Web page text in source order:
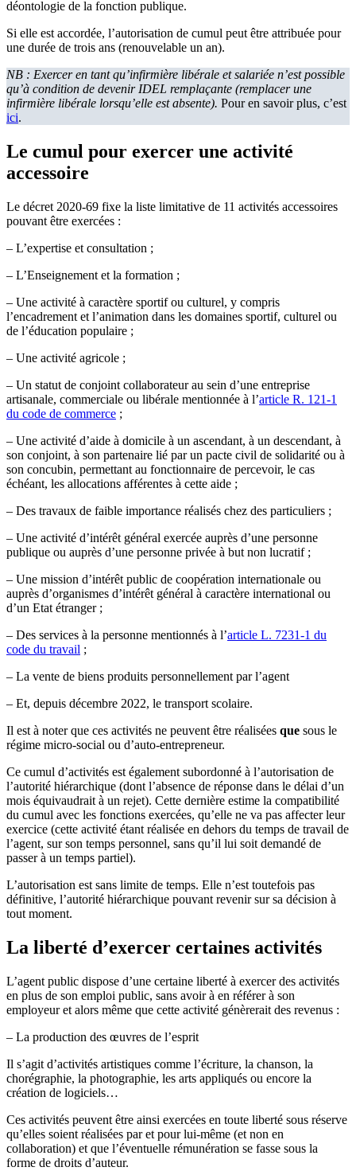
déontologie de la fonction publique.
Si elle est accordée, l’autorisation de cumul peut être attribuée pour
une durée de trois ans (renouvelable un an).
NB : Exercer en tant qu’infirmière libérale et salariée n’est possible
qu’à condition de devenir IDEL remplaçante (remplacer une
infirmière libérale lorsqu’elle est absente). Pour en savoir plus, c’est
ici.
Le cumul pour exercer une activité
accessoire
Le décret 2020-69 fixe la liste limitative de 11 activités accessoires
pouvant être exercées :
– L’expertise et consultation ;
– L’Enseignement et la formation ;
– Une activité à caractère sportif ou culturel, y compris
l’encadrement et l’animation dans les domaines sportif, culturel ou
de l’éducation populaire ;
– Une activité agricole ;
– Un statut de conjoint collaborateur au sein d’une entreprise
artisanale, commerciale ou libérale mentionnée à l’article R. 121-1
du code de commerce ;
– Une activité d’aide à domicile à un ascendant, à un descendant, à
son conjoint, à son partenaire lié par un pacte civil de solidarité ou à
son concubin, permettant au fonctionnaire de percevoir, le cas
échéant, les allocations afférentes à cette aide ;
– Des travaux de faible importance réalisés chez des particuliers ;
– Une activité d’intérêt général exercée auprès d’une personne
publique ou auprès d’une personne privée à but non lucratif ;
– Une mission d’intérêt public de coopération internationale ou
auprès d’organismes d’intérêt général à caractère international ou
d’un Etat étranger ;
– Des services à la personne mentionnés à l’article L. 7231-1 du
code du travail ;
– La vente de biens produits personnellement par l’agent
– Et, depuis décembre 2022, le transport scolaire.
Il est à noter que ces activités ne peuvent être réalisées que sous le
régime micro-social ou d’auto-entrepreneur.
Ce cumul d’activités est également subordonné à l’autorisation de
l’autorité hiérarchique (dont l’absence de réponse dans le délai d’un
mois équivaudrait à un rejet). Cette dernière estime la compatibilité
du cumul avec les fonctions exercées, qu’elle ne va pas affecter leur
exercice (cette activité étant réalisée en dehors du temps de travail de
l’agent, sur son temps personnel, sans qu’il lui soit demandé de
passer à un temps partiel).
L’autorisation est sans limite de temps. Elle n’est toutefois pas
définitive, l’autorité hiérarchique pouvant revenir sur sa décision à
tout moment.
La liberté d’exercer certaines activités
L’agent public dispose d’une certaine liberté à exercer des activités
en plus de son emploi public, sans avoir à en référer à son
employeur et alors même que cette activité génèrerait des revenus :
– La production des œuvres de l’esprit
Il s’agit d’activités artistiques comme l’écriture, la chanson, la
chorégraphie, la photographie, les arts appliqués ou encore la
création de logiciels…
Ces activités peuvent être ainsi exercées en toute liberté sous réserve
qu’elles soient réalisées par et pour lui-même (et non en
collaboration) et que l’éventuelle rémunération se fasse sous la
forme de droits d’auteur.